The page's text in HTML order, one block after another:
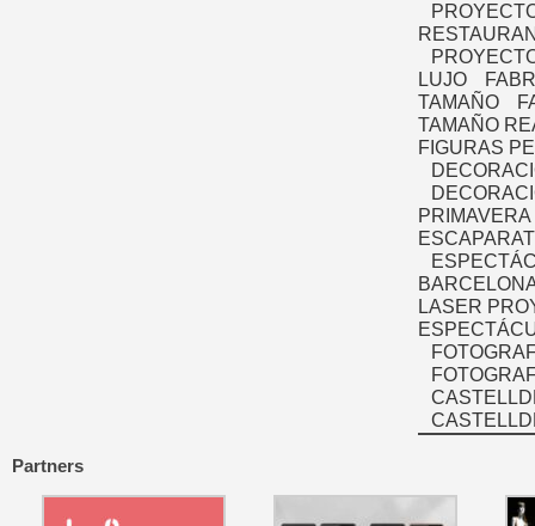
LUJO
TAMAÑO
TAMAÑO
FIGURAS
PRIMAVERA
LASER
Partners